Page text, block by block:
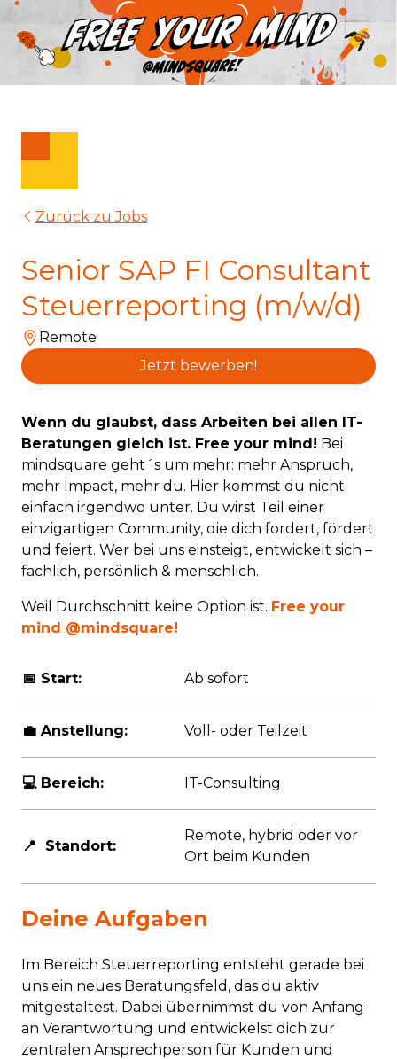
Zurück zu Jobs
Senior SAP FI Consultant
Steuerreporting (m/w/d)
Remote
Jetzt bewerben!
Wenn du glaubst, dass Arbeiten bei allen IT-
Beratungen gleich ist. Free your mind! Bei
mindsquare geht´s um mehr: mehr Anspruch,
mehr Impact, mehr du. Hier kommst du nicht
einfach irgendwo unter. Du wirst Teil einer
einzigartigen Community, die dich fordert, fördert
und feiert. Wer bei uns einsteigt, entwickelt sich –
fachlich, persönlich & menschlich.
Weil Durchschnitt keine Option ist. Free your
mind @mindsquare!
📅 Start: Ab sofort
💼 Anstellung: Voll- oder Teilzeit
💻 Bereich: IT-Consulting
📍 Standort:
Remote, hybrid oder vor
Ort beim Kunden
Deine Aufgaben
Im Bereich Steuerreporting entsteht gerade bei
uns ein neues Beratungsfeld, das du aktiv
mitgestaltest. Dabei übernimmst du von Anfang
an Verantwortung und entwickelst dich zur
zentralen Ansprechperson für Kunden und